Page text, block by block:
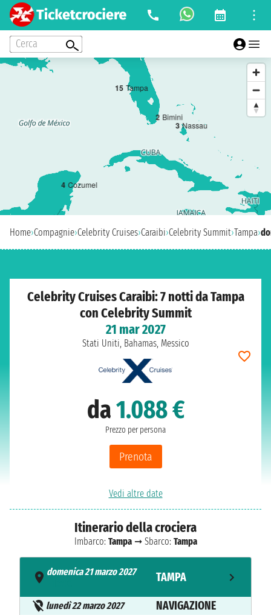
Cerca
15 Tampa
2 Bimini
3 Nassau
4 Cozumel
Home›Compagnie›Celebrity Cruises›Caraibi›Celebrity Summit›Tampa›
Celebrity Cruises Caraibi: 7 notti da Tampa
con Celebrity Summit
21 mar 2027
Stati Uniti, Bahamas, Messico
da1.088 €
Prezzo per persona
Prenota
Vedi altre date
Itinerario della crociera
Imbarco: Tampa➞ Sbarco: Tampa
domenica 21 marzo 2027
TAMPA
lunedì 22 marzo 2027 NAVIGAZIONE